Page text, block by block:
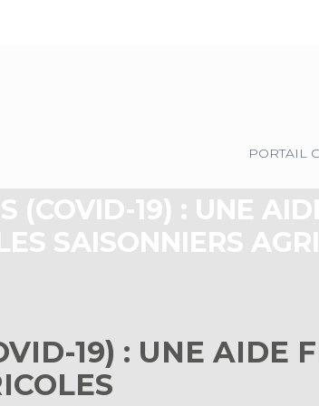
Principal
PORTAIL
(COVID-19) : UNE
SAISONNIERS
19) : UNE AIDE